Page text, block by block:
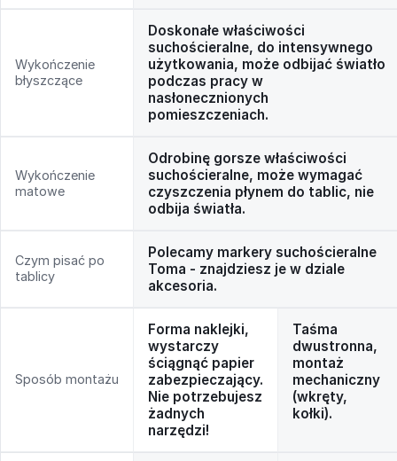
Wykończenie
błyszczące
Doskonałe właściwości
suchościeralne, do intensywnego
użytkowania, może odbijać światło
podczas pracy w
nasłonecznionych
pomieszczeniach.
Wykończenie
matowe
Odrobinę gorsze właściwości
suchościeralne, może wymagać
czyszczenia płynem do tablic, nie
odbija światła.
Czym pisać po
tablicy
Polecamy markery suchościeralne
Toma - znajdziesz je w dziale
akcesoria.
Sposób montażu
Forma naklejki,
wystarczy
ściągnąć papier
zabezpieczający.
Nie potrzebujesz
żadnych
narzędzi!
Taśma
dwustronna,
montaż
mechaniczny
(wkręty,
kołki).